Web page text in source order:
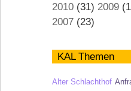
2010 (31) 2009
2007 (23)
KAL Themen
Alter Schlachthof